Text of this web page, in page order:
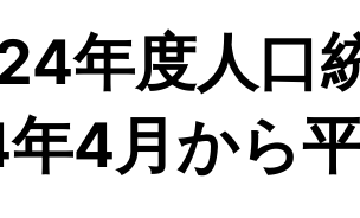
年度人口
4月から